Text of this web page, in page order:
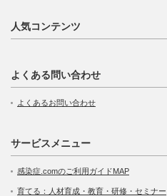
人気コンテンツ
よくある問い合わせ
よくあるお問い合わせ
サービスメニュー
感染症.comのご利用ガイドMAP
育てる：人材育成・教育・研修・セミナー